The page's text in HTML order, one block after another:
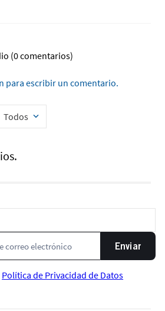
(0 comentarios)
para escribir un comentario.
Todos
Enviar
Política de Privacidad de Datos